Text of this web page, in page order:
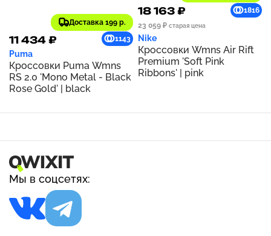
Доставка 199 р.
11 434 ₽ 1143
Puma
Кроссовки Puma Wmns
RS 2.0 'Mono Metal - Black
Rose Gold' | black
18 163 ₽
1816
23 059 ₽ старая цена
Nike
Кроссовки Wmns Air Rift
Premium 'Soft Pink
Ribbons' | pink
Мы в соцсетях: